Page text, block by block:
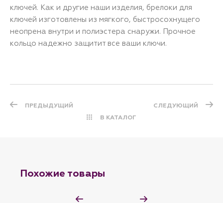
ключей. Как и другие наши изделия, брелоки для
ключей изготовлены из мягкого, быстросохнущего
неопрена внутри и полиэстера снаружи. Прочное
кольцо надежно защитит все ваши ключи.
ПРЕДЫДУЩИЙ
В КАТАЛОГ
СЛЕДУЮЩИЙ
Похожие товары